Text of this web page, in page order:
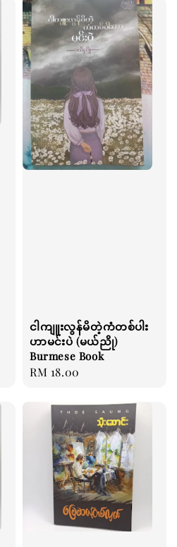
ငါကျူးလွန်မိတဲ့ကံတစ်ပါး
ဟာမင်းပဲ (မယ်ညို)
Burmese Book
Regular
RM 18.00